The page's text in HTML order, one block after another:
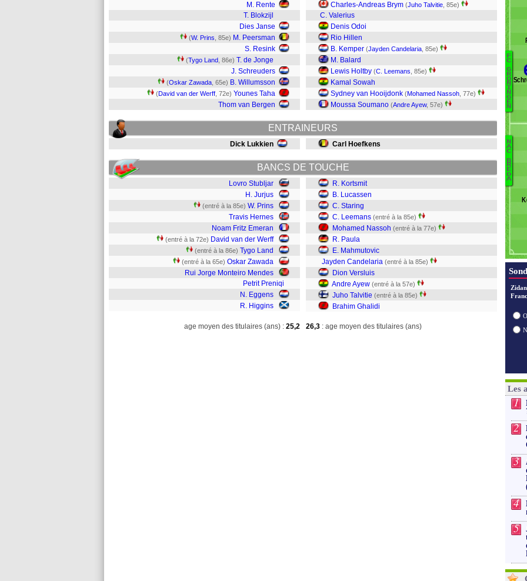
M. Rente
T. Blokzijl
Dies Janse
(W. Prins , 85e) M. Peersman
S. Resink
(Tygo Land , 86e) T. de Jonge
J. Schreuders
(Oskar Zawada , 65e) B. Willumsson
(David van der Werff , 72e) Younes Taha
Thom van Bergen
Charles-Andreas Brym (Juho Talvitie , 85e)
C. Valerius
Denis Odoi
Rio Hillen
B. Kemper (Jayden Candelaria , 85e)
M. Balard
Lewis Holtby (C. Leemans , 85e)
Kamal Sowah
Sydney van Hooijdonk (Mohamed Nassoh , 77e)
Moussa Soumano (Andre Ayew, 57e)
ENTRAINEURS
Dick Lukkien Carl Hoefkens
BANCS DE TOUCHE
Lovro Stubljar
H. Jurjus
(entré à la 85e) W. Prins
Travis Hernes
Noam Fritz Emeran
(entré à la 72e) David van der Werff
(entré à la 86e) Tygo Land
(entré à la 65e) Oskar Zawada
Rui Jorge Monteiro Mendes
Petrit Preniqi
N. Eggens
R. Higgins
R. Kortsmit
B. Lucassen
C. Staring
C. Leemans (entré à la 85e)
Mohamed Nassoh (entré à la 77e)
R. Paula
E. Mahmutovic
Jayden Candelaria (entré à la 85e)
Dion Versluis
Andre Ayew (entré à la 57e)
Juho Talvitie (entré à la 85e)
Brahim Ghalidi
age moyen des titulaires (ans) : 25,2 26,3 : age moyen des titulaires (ans)
F
C
G
R
O
N
I
N
G
E
N
N
A
C
B
R
E
D
A
Les
1
2
3
4
5